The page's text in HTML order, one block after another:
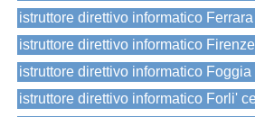
istruttore direttivo informatico Ferrara
istruttore direttivo informatico Firenze
istruttore direttivo informatico Foggia
istruttore direttivo informatico Forli'